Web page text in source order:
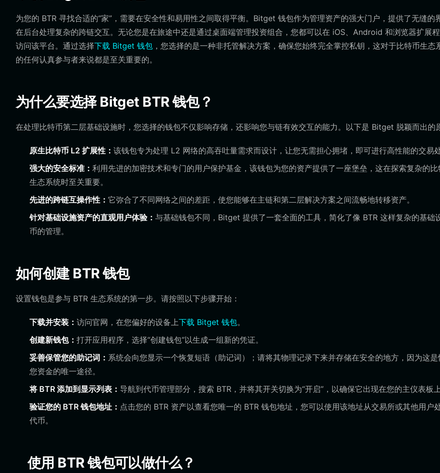
为您的 BTR 寻找合适的“家”，需要在安全性和易用性之间取得平衡。Bitget 钱包作为管理资产的强大门户，提供了无缝的
在后台处理复杂的跨链交互。无论您是在旅途中还是通过桌面端管理投资组合，您都可以在 iOS、Android 和浏览器扩展
访问该平台。通过选择下载 Bitget 钱包 ，您选择的是一种非托管解决方案，确保您始终完全掌控私钥，这对于比特币生态
的任何认真参与者来说都是至关重要的。
为什么要选择 Bitget BTR 钱包？
在处理比特币第二层基础设施时，您选择的钱包不仅影响存储，还影响您与链有效交互的能力。以下是 Bitget 脱颖而出的
原生比特币 L2 扩展性： 该钱包专为处理 L2 网络的高吞吐量需求而设计，让您无需担心拥堵，即可进行高性能的交易处
强大的安全标准： 利用先进的加密技术和专门的用户保护基金，该钱包为您的资产提供了一座堡垒，这在探索复杂的比
生态系统时至关重要。
先进的跨链互操作性： 它弥合了不同网络之间的差距，使您能够在主链和第二层解决方案之间流畅地转移资产。
针对基础设施资产的直观用户体验： 与基础钱包不同，Bitget 提供了一套全面的工具，简化了像 BTR 这样复杂的基础
币的管理。
如何创建 BTR 钱包
设置钱包是参与 BTR 生态系统的第一步。请按照以下步骤开始：
下载并安装： 访问官网，在您偏好的设备上下载 Bitget 钱包。
创建新钱包： 打开应用程序，选择“创建钱包”以生成一组新的凭证。
妥善保管您的助记词： 系统会向您显示一个恢复短语（助记词）；请将其物理记录下来并存储在安全的地方，因为这是
您资金的唯一途径。
将 BTR 添加到显示列表： 导航到代币管理部分，搜索 BTR，并将其开关切换为“开启”，以确保它出现在您的主仪表板上
验证您的 BTR 钱包地址： 点击您的 BTR 资产以查看您唯一的 BTR 钱包地址，您可以使用该地址从交易所或其他用户
代币。
使用 BTR 钱包可以做什么？